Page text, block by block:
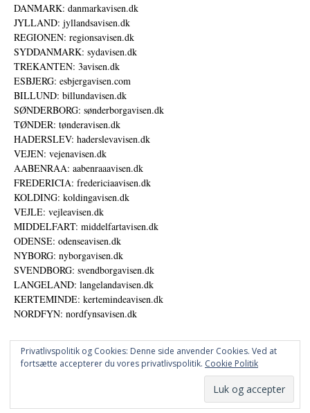
DANMARK: danmarkavisen.dk
JYLLAND: jyllandsavisen.dk
REGIONEN: regionsavisen.dk
SYDDANMARK: sydavisen.dk
TREKANTEN: 3avisen.dk
ESBJERG: esbjergavisen.com
BILLUND: billundavisen.dk
SØNDERBORG: sønderborgavisen.dk
TØNDER: tønderavisen.dk
HADERSLEV: haderslevavisen.dk
VEJEN: vejenavisen.dk
AABENRAA: aabenraaavisen.dk
FREDERICIA: fredericiaavisen.dk
KOLDING: koldingavisen.dk
VEJLE: vejleavisen.dk
MIDDELFART: middelfartavisen.dk
ODENSE: odenseavisen.dk
NYBORG: nyborgavisen.dk
SVENDBORG: svendborgavisen.dk
LANGELAND: langelandavisen.dk
KERTEMINDE: kertemindeavisen.dk
NORDFYN: nordfynsavisen.dk
© DANSKE DIGITALE MEDIER A/S - NYHEDER, ANALYSER OG PERSPEKTIVER
Privatlivspolitik og Cookies: Denne side anvender Cookies. Ved at
fortsætte accepterer du vores privatlivspolitik. Cookie Politik